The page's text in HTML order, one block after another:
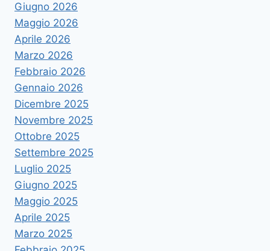
Giugno 2026
Maggio 2026
Aprile 2026
Marzo 2026
Febbraio 2026
Gennaio 2026
Dicembre 2025
Novembre 2025
Ottobre 2025
Settembre 2025
Luglio 2025
Giugno 2025
Maggio 2025
Aprile 2025
Marzo 2025